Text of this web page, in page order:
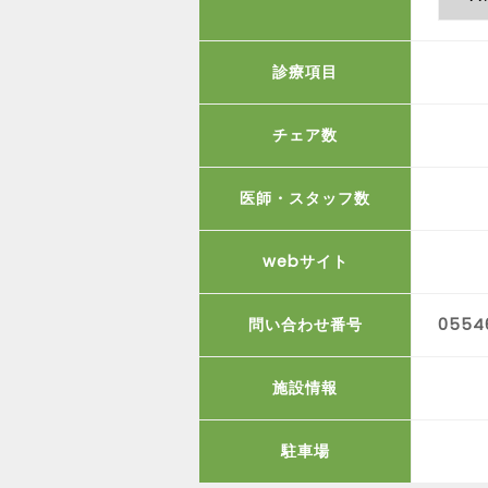
診療項目
チェア数
医師・スタッフ数
webサイト
問い合わせ番号
施設情報
駐車場